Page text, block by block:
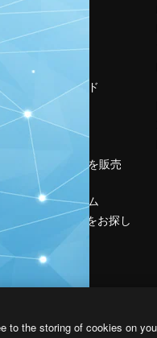
料金
会社概要
Reviews
採用情報
検索トレンド
ブログ
イベント
Slidesgo
コンテンツを販売
する
プレスルーム
magnific.aiをお探し
to the storing of cookies on